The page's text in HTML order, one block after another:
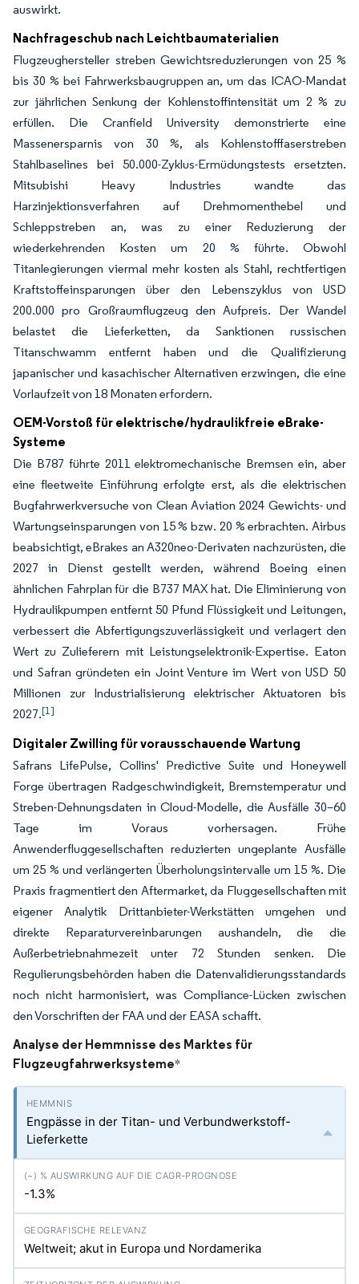
auswirkt.
Nachfrageschub nach Leichtbaumaterialien
Flugzeughersteller streben Gewichtsreduzierungen von 25 %
bis 30 % bei Fahrwerksbaugruppen an, um das ICAO-Mandat
zur jährlichen Senkung der Kohlenstoffintensität um 2 % zu
erfüllen. Die Cranfield University demonstrierte eine
Massenersparnis von 30 %, als Kohlenstofffaserstreben
Stahlbaselines bei 50.000-Zyklus-Ermüdungstests ersetzten.
Mitsubishi Heavy Industries wandte das
Harzinjektionsverfahren auf Drehmomenthebel und
Schleppstreben an, was zu einer Reduzierung der
wiederkehrenden Kosten um 20 % führte. Obwohl
Titanlegierungen viermal mehr kosten als Stahl, rechtfertigen
Kraftstoffeinsparungen über den Lebenszyklus von USD
200.000 pro Großraumflugzeug den Aufpreis. Der Wandel
belastet die Lieferketten, da Sanktionen russischen
Titanschwamm entfernt haben und die Qualifizierung
japanischer und kasachischer Alternativen erzwingen, die eine
Vorlaufzeit von 18 Monaten erfordern.
OEM-Vorstoß für elektrische/hydraulikfreie eBrake-
Systeme
Die B787 führte 2011 elektromechanische Bremsen ein, aber
eine fleetweite Einführung erfolgte erst, als die elektrischen
Bugfahrwerkversuche von Clean Aviation 2024 Gewichts- und
Wartungseinsparungen von 15 % bzw. 20 % erbrachten. Airbus
beabsichtigt, eBrakes an A320neo-Derivaten nachzurüsten, die
2027 in Dienst gestellt werden, während Boeing einen
ähnlichen Fahrplan für die B737 MAX hat. Die Eliminierung von
Hydraulikpumpen entfernt 50 Pfund Flüssigkeit und Leitungen,
verbessert die Abfertigungszuverlässigkeit und verlagert den
Wert zu Zulieferern mit Leistungselektronik-Expertise. Eaton
und Safran gründeten ein Joint Venture im Wert von USD 50
Millionen zur Industrialisierung elektrischer Aktuatoren bis
2027.[1]
Digitaler Zwilling für vorausschauende Wartung
Safrans LifePulse, Collins' Predictive Suite und Honeywell
Forge übertragen Radgeschwindigkeit, Bremstemperatur und
Streben-Dehnungsdaten in Cloud-Modelle, die Ausfälle 30–60
Tage im Voraus vorhersagen. Frühe
Anwenderfluggesellschaften reduzierten ungeplante Ausfälle
um 25 % und verlängerten Überholungsintervalle um 15 %. Die
Praxis fragmentiert den Aftermarket, da Fluggesellschaften mit
eigener Analytik Drittanbieter-Werkstätten umgehen und
direkte Reparaturvereinbarungen aushandeln, die die
Außerbetriebnahmezeit unter 72 Stunden senken. Die
Regulierungsbehörden haben die Datenvalidierungsstandards
noch nicht harmonisiert, was Compliance-Lücken zwischen
den Vorschriften der FAA und der EASA schafft.
Analyse der Hemmnisse des Marktes für
Flugzeugfahrwerksysteme*
Engpässe in der Titan- und Verbundwerkstoff-
Lieferkette
-1.3%
Weltweit; akut in Europa und Nordamerika